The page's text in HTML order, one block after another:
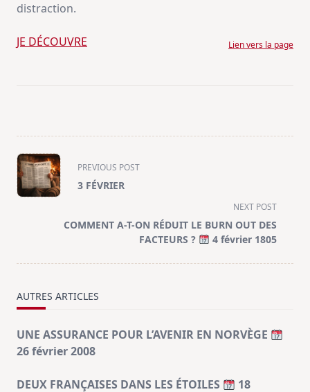
distraction.
JE DÉCOUVRE Lien vers la page
<span
class="nav-
subtitle
PREVIOUS POST
3 FÉVRIER
NEXT POST
COMMENT A-T-ON RÉDUIT LE BURN OUT DES
FACTEURS ?
4 février 1805
AUTRES ARTICLES
UNE ASSURANCE POUR L’AVENIR EN NORVÈGE
26 février 2008
DEUX FRANÇAISES DANS LES ÉTOILES 18